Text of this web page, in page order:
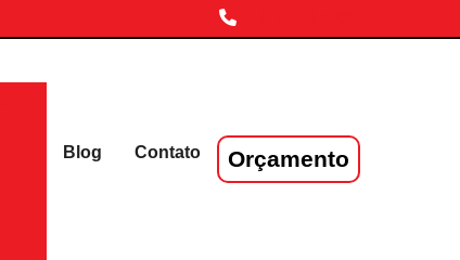
Blog Contato Orçamento